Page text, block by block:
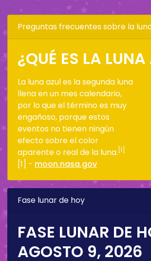
Preguntas frecuentes sobre la
¿QUÉ ES LA
La luna azul es la segunda luna
llena en un mes calendario,
por lo que el término es muy
engañoso, porque estos
eventos no tienen ningún
efecto sobre el color
aparente o real de la luna. [1]
[1] - moon.nasa.gov
Fase lunar de hoy
FASE LUNAR DE
AGOSTO 9, 2026